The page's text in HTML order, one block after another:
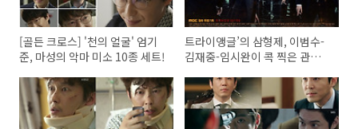
[골든 크로스] '천의 얼굴' 엄기
준, 마성의 악마 미소 10종 세트!
트라이앵글’의 삼형제, 이범수-
김재중-임시완이 콕 찍은 관전